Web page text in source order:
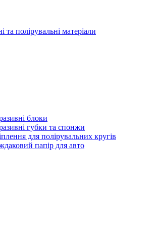
та полірувальні матеріали
блоки
губки та спонжи
для полірувальних кругів
папір для авто